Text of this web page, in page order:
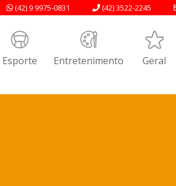
(42) 3522-2245
(42) 9 9975-0831
Esporte Entretenimento Geral